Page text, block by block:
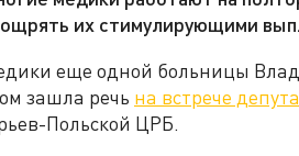
их стимулирующими
еще одной больницы
зашла речь на встрече
Польской ЦРБ.